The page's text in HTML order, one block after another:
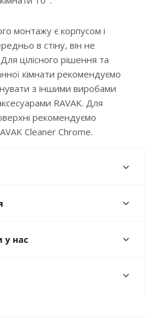
монтажу є корпусом і
в стіну, він не
цілісного рішення та
кімнати рекомендуємо
з іншими виробами
RAVAK. Для
рекомендуємо
Cleaner Chrome.
у нас